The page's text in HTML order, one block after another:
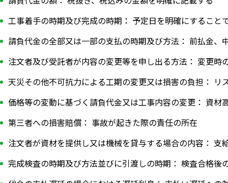
工事着手の時期及び完成の時期： 予定日を明確にすること
請負代金の全部又は一部の支払の時期及び方法： 前払金、
注文者及び受託者が内容の変更等を申し出る方法： 変更時
天災その他不可抗力による工期の変更又は損害の負担： リ
価格等の変動に基づく請負代金又は工事内容の変更： 資材
第三者への損害賠償： 事故が起きた際の責任の所在
注文者が資材を提供し又は機械を貸与する場合の内容： 支
完成検査の時期及び方法並びに引渡しの時期： 検査合格後